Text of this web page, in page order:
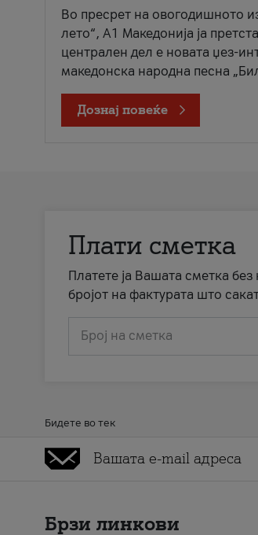
Во пресрет на овогодишното
лето“, А1 Македонија ја
централен дел е новата џез-
македонска народна песна
Дознај повеќе
Плати сметка
Платете ја Вашата сметка
бројот на фактурата што
Број на сметка
Бидете во тек
Брзи линкови